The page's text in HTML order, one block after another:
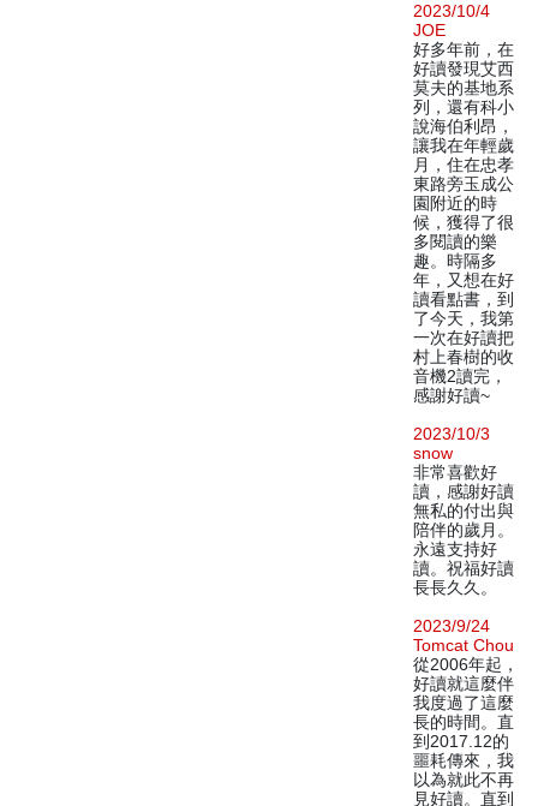
2023/10/4
JOE
好多年前，在
好讀發現艾西
莫夫的基地系
列，還有科小
說海伯利昂，
讓我在年輕歲
月，住在忠孝
東路旁玉成公
園附近的時
候，獲得了很
多閱讀的樂
趣。時隔多
年，又想在好
讀看點書，到
了今天，我第
一次在好讀把
村上春樹的收
音機2讀完，
感謝好讀~
2023/10/3
snow
非常喜歡好
讀，感謝好讀
無私的付出與
陪伴的歲月。
永遠支持好
讀。祝福好讀
長長久久。
2023/9/24
Tomcat Chou
從2006年起，
好讀就這麼伴
我度過了這麼
長的時間。直
到2017.12的
噩耗傳來，我
以為就此不再
見好讀。直到